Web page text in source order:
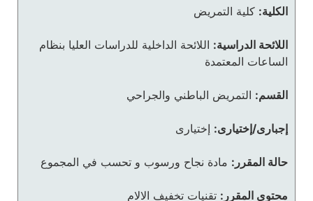
الكلية: كلية التمريض
اللائحة الدراسية: اللائحة الداخلية للدراسات العليا بنظام
الساعات المعتمدة
القسم: التمريض الباطني والجراحي
إجبارى/إختيارى: إختيارى
حالة المقرر: مادة نجاح ورسوب و تحسب في المجموع
محتوى المقرر: تقنيات تخفيف الالام